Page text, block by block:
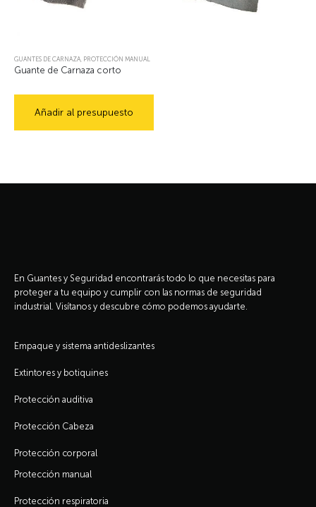
GUANTES DE CARNAZA, PROTECCIÓN MANUAL
Guante de Carnaza corto
Añadir al presupuesto
En Guantes y Seguridad encontrarás todo lo que necesitas para
proteger a tu equipo y cumplir con las normas de seguridad
industrial. Visítanos y descubre cómo podemos ayudarte.
Empaque y sistema antideslizantes
Extintores y botiquines
Protección auditiva
Protección Cabeza
Protección corporal
Protección manual
Protección respiratoria